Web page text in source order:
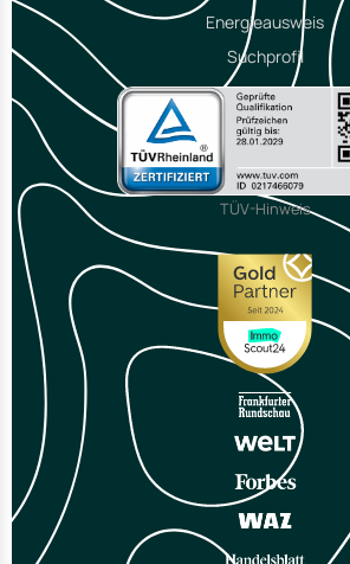
Energieausweis
Suchprofil
TÜV-Hinweis